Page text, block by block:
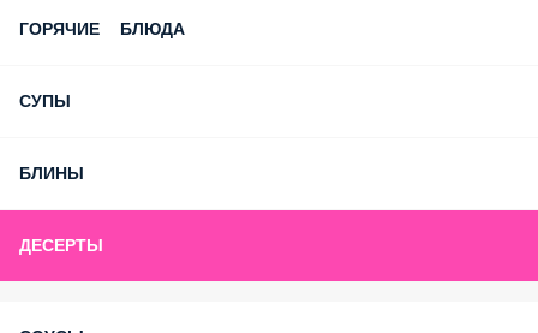
ГОРЯЧИЕ БЛЮДА
СУПЫ
БЛИНЫ
ДЕСЕРТЫ